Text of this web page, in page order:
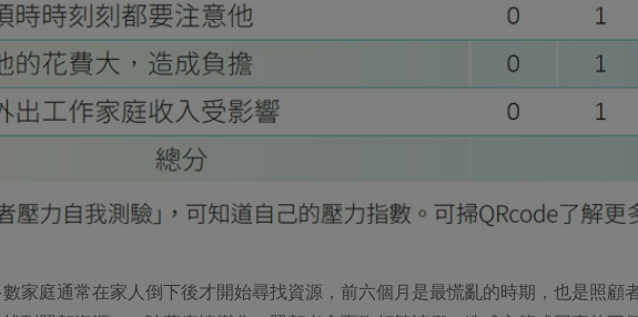
家庭通常在家人倒下後才開始尋找資源，前六個月是最慌亂的時期，也是照顧